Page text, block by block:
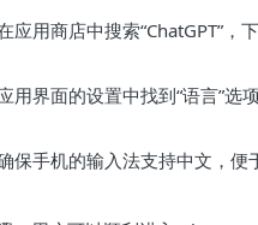
应用商店中搜索“ChatGPT”，
用界面的设置中找到“语言”选
保手机的输入法支持中文，便